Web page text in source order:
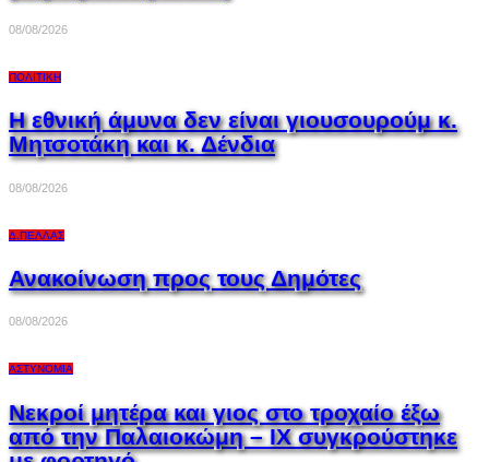
08/08/2026
ΠΟΛΙΤΙΚΉ
Η εθνική άμυνα δεν είναι γιουσουρούμ κ.
Μητσοτάκη και κ. Δένδια
08/08/2026
Δ.ΠΈΛΛΑΣ
Ανακοίνωση προς τους Δημότες
08/08/2026
ΑΣΤΥΝΟΜΊΑ
Νεκροί μητέρα και γιος στο τροχαίο έξω
από την Παλαιοκώμη – ΙΧ συγκρούστηκε